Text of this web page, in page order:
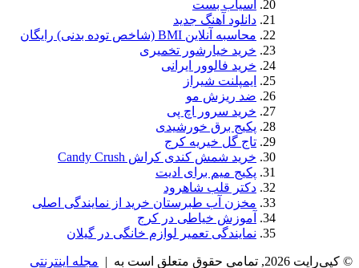
آسیاب بست
دانلود آهنگ جدید
محاسبه آنلاین BMI (شاخص توده بدنی) رایگان
خرید خیارشور تخمیری
خرید فالوور ایرانی
ایمپلنت شیراز
ضد ریزش مو
خرید سرور اچ پی
پکیج برق خورشیدی
تاج گل خیریه کرج
خرید شمش کندی کراش Candy Crush
پکیج میم برای ادیت
دکتر قلب شاهرود
مخزن آب طبرستان خرید از نمایندگی اصلی
آموزش خیاطی در کرج
نمایندگی تعمیر لوازم خانگی در گیلان
© کپی‌رایت 2026, تمامی حقوق متعلق است به | مجله اینترنتی